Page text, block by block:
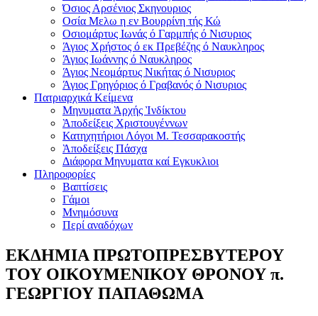
Όσιος Αρσένιος Σκηνουριος
Οσία Μελω η εν Βουρρίνη τής Κώ
Οσιομάρτυς Ιωνάς ό Γαρμπής ό Νισυριος
Άγιος Χρήστος ό εκ Πρεβέζης ό Ναυκληρος
Άγιος Ιωάννης ό Ναυκληρος
Άγιος Νεομάρτυς Νικήτας ό Νισυριος
Άγιος Γρηγόριος ό Γραβανός ό Νισυριος
Πατριαρχικά Κείμενα
Μηνυματα Ὰρχής Ὶνδίκτου
Ὰποδείξεις Χριστουγέννων
Κατηχητήριοι Λόγοι Μ. Τεσσαρακοστής
Ὰποδείξεις Πάσχα
Διάφορα Μηνυματα καί Εγκυκλιοι
Πληροφορίες
Βαπτίσεις
Γάμοι
Μνημόσυνα
Περί αναδόχων
ΕΚΔΗΜΙΑ ΠΡΩΤΟΠΡΕΣΒΥΤΕΡΟΥ
ΤΟΥ ΟΙΚΟΥΜΕΝΙΚΟΥ ΘΡΟΝΟΥ π.
ΓΕΩΡΓΙΟΥ ΠΑΠΑΘΩΜΑ